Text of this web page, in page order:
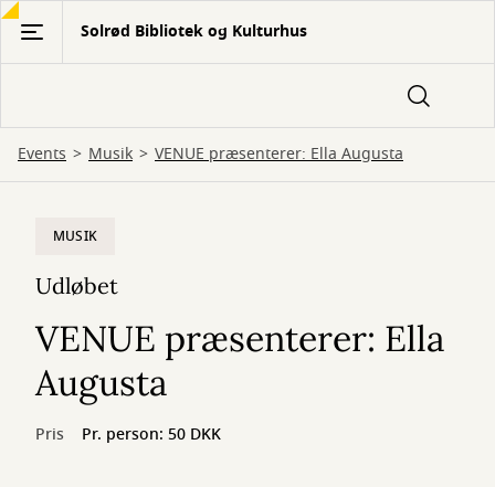
Gå
hovedindhold
Solrød Bibliotek og Kulturhus
Events Musik VENUE præsenterer: Ella Augusta
MUSIK
Udløbet
VENUE præsenterer: Ella
Augusta
Pris Pr. person: 50 DKK